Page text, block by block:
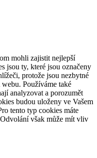
mohli zajistit nejlepší
jsou ty, které jsou označeny
protože jsou nezbytné
Používáme také
analyzovat a porozumět
budou uloženy ve Vašem
tento typ cookies máte
však může mít vliv